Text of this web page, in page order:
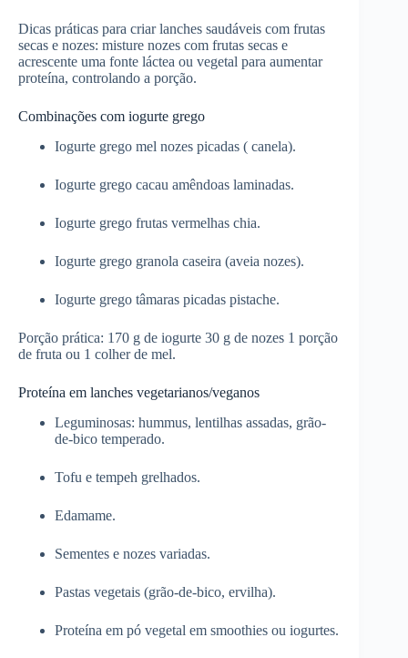
Dicas práticas para criar lanches saudáveis com frutas
secas e nozes: misture nozes com frutas secas e
acrescente uma fonte láctea ou vegetal para aumentar
proteína, controlando a porção.
Combinações com iogurte grego
Iogurte grego mel nozes picadas ( canela).
Iogurte grego cacau amêndoas laminadas.
Iogurte grego frutas vermelhas chia.
Iogurte grego granola caseira (aveia nozes).
Iogurte grego tâmaras picadas pistache.
Porção prática: 170 g de iogurte 30 g de nozes 1 porção
de fruta ou 1 colher de mel.
Proteína em lanches vegetarianos/veganos
Leguminosas: hummus, lentilhas assadas, grão-
de-bico temperado.
Tofu e tempeh grelhados.
Edamame.
Sementes e nozes variadas.
Pastas vegetais (grão-de-bico, ervilha).
Proteína em pó vegetal em smoothies ou iogurtes.